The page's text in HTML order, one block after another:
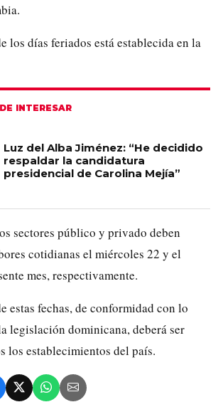
los días feriados está establecida en la
INTERESAR
Luz del Alba Jiménez: “He decidido
respaldar la candidatura
presidencial de Carolina Mejía”
sectores público y privado deben
cotidianas el miércoles 22 y el
mes, respectivamente.
estas fechas, de conformidad con lo
legislación dominicana, deberá ser
los establecimientos del país.